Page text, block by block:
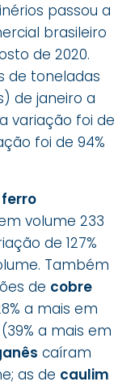
passou a
brasileiro
de 2020.
de toneladas
de janeiro a
variação foi de
foi de 94%
volume 233
de 127%
Também
de cobre
a mais em
(39% a mais em
caíram
as de caulim